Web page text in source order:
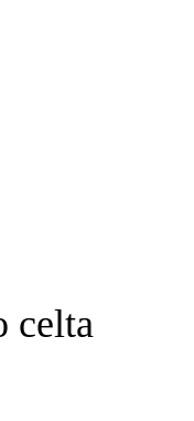
celta